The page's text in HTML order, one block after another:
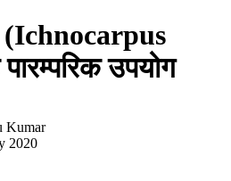
(Ichnocarpus
उपयोग
Kumar
2020